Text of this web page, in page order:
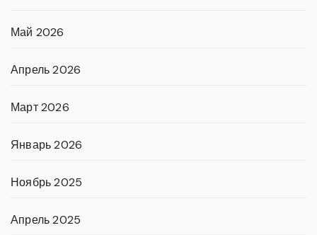
Май 2026
Апрель 2026
Март 2026
Январь 2026
Ноябрь 2025
Апрель 2025